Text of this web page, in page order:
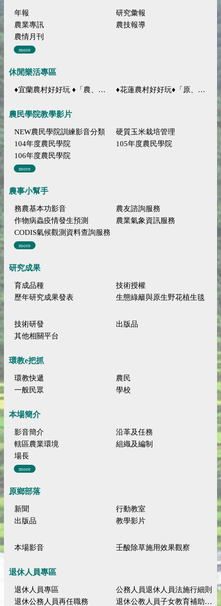
年報
研究彙報
農業專訊
農技報導
農情月刊
more
休閒樂活專區
♦宜蘭農村好好玩 ♦「農、藝、山、水」四條遊程推薦 ♦花蓮農村好好玩♦「原、生、慢、活」四條遊程推薦
農民學院教學影片
NEW農民學院訓練影音分類
硬質玉米栽培管理
104年度農民學院
105年度農民學院
106年度農民學院
more
農事小幫手
務農基本功影音
農友諮詢服務
作物病蟲疫情發生預測
農業氣象資訊服務
CODIS氣候觀測資料查詢服務
more
研究成果
育成品種
技術授權
歷年研究成果發表
生態綠籬與原生野花植生毯
技術研發
出版品
其他相關平台
環教e把抓
環教快遞
農民
一般民眾
學校
本場簡介
影音簡介
沿革及任務
轄區農業環境
組織及編制
場長
more
原鄉部落
新聞
行動教室
出版品
教學影片
本場影音 壬酸除草施用效果觀察
退休人員專區
退休人員專區
公務人員退休人員法施行細則
退休公務人員再任職務
退休公教人員子女教育補助規定